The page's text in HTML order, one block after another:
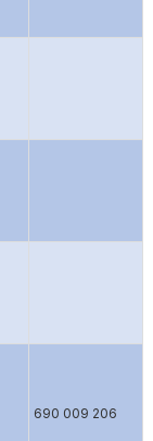
690 009 206